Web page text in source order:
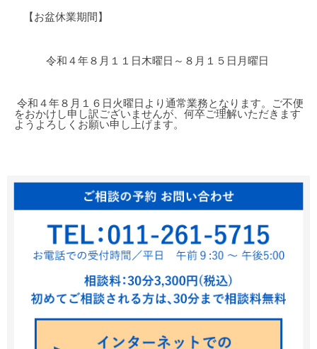
【お盆休業期間】
令和４年８月１１日木曜日～８月１５日月曜日
令和４年８月１６日火曜日より通常業務となります。ご不便
をおかけし申し訳ございませんが、何卒ご理解いただきます
ようよろしくお願い申し上げます。